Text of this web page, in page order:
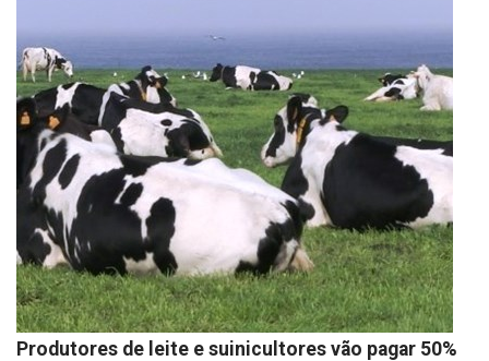
Produtores de leite e suinicultores vão pagar 50%